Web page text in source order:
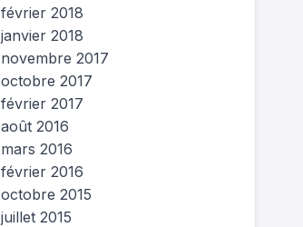
février 2018
janvier 2018
novembre 2017
octobre 2017
février 2017
août 2016
mars 2016
février 2016
octobre 2015
juillet 2015